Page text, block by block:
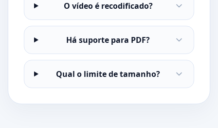
O vídeo é recodificado?
Há suporte para PDF?
Qual o limite de tamanho?